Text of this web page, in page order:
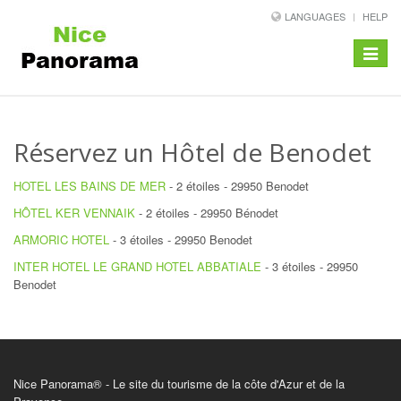
LANGUAGES HELP
Toggle
Réservez un Hôtel de Benodet
HOTEL LES BAINS DE MER - 2 étoiles - 29950 Benodet
HÔTEL KER VENNAIK - 2 étoiles - 29950 Bénodet
ARMORIC HOTEL - 3 étoiles - 29950 Benodet
INTER HOTEL LE GRAND HOTEL ABBATIALE - 3 étoiles - 29950
Benodet
Nice Panorama® - Le site du tourisme de la côte d'Azur et de la